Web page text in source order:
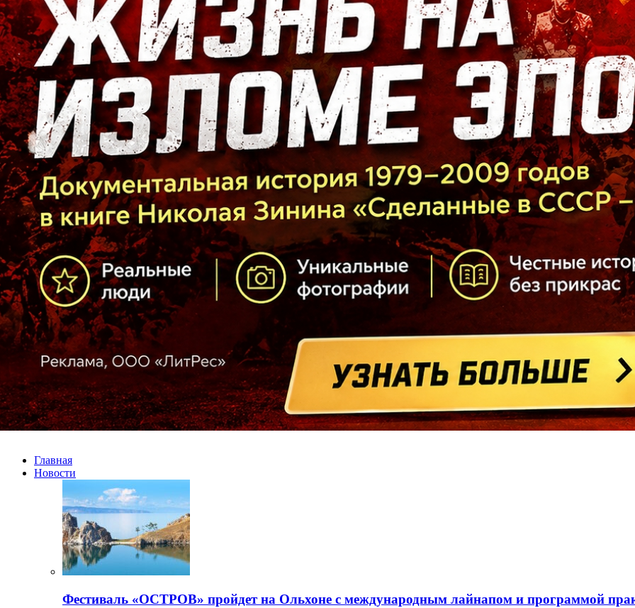
Главная
Новости
Фестиваль «ОСТРОВ» пройдет на Ольхоне с международным лайнапом и программой